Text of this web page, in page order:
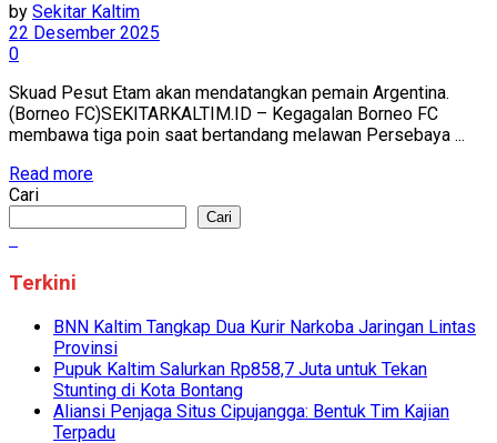
by Sekitar Kaltim
22 Desember 2025
0
Skuad Pesut Etam akan mendatangkan pemain Argentina.
(Borneo FC)SEKITARKALTIM.ID – Kegagalan Borneo FC
membawa tiga poin saat bertandang melawan Persebaya ...
Read more
Cari
Cari
Terkini
BNN Kaltim Tangkap Dua Kurir Narkoba Jaringan Lintas
Provinsi
Pupuk Kaltim Salurkan Rp858,7 Juta untuk Tekan
Stunting di Kota Bontang
Aliansi Penjaga Situs Cipujangga: Bentuk Tim Kajian
Terpadu